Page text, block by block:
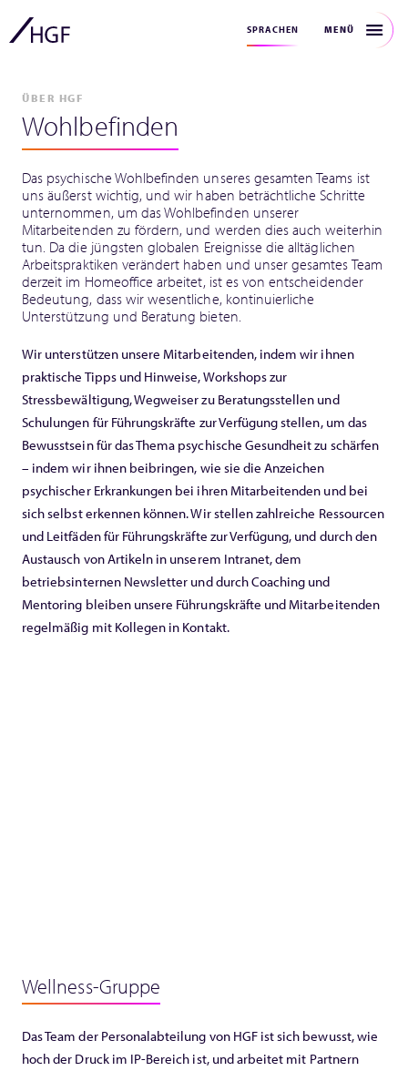
SPRACHEN MENÜ
ÜBER HGF
Wohlbefinden
Das psychische Wohlbefinden unseres gesamten Teams ist
uns äußerst wichtig, und wir haben beträchtliche Schritte
unternommen, um das Wohlbefinden unserer
Mitarbeitenden zu fördern, und werden dies auch weiterhin
tun. Da die jüngsten globalen Ereignisse die alltäglichen
Arbeitspraktiken verändert haben und unser gesamtes Team
derzeit im Homeoffice arbeitet, ist es von entscheidender
Bedeutung, dass wir wesentliche, kontinuierliche
Unterstützung und Beratung bieten.
Wir unterstützen unsere Mitarbeitenden, indem wir ihnen
praktische Tipps und Hinweise, Workshops zur
Stressbewältigung, Wegweiser zu Beratungsstellen und
Schulungen für Führungskräfte zur Verfügung stellen, um das
Bewusstsein für das Thema psychische Gesundheit zu schärfen
– indem wir ihnen beibringen, wie sie die Anzeichen
psychischer Erkrankungen bei ihren Mitarbeitenden und bei
sich selbst erkennen können. Wir stellen zahlreiche Ressourcen
und Leitfäden für Führungskräfte zur Verfügung, und durch den
Austausch von Artikeln in unserem Intranet, dem
betriebsinternen Newsletter und durch Coaching und
Mentoring bleiben unsere Führungskräfte und Mitarbeitenden
regelmäßig mit Kollegen in Kontakt.
Wellness-Gruppe
Das Team der Personalabteilung von HGF ist sich bewusst, wie
hoch der Druck im IP-Bereich ist, und arbeitet mit Partnern